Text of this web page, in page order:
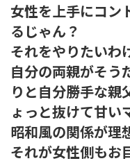
女性を上手にコン
るじゃん？
それをやりたいわ
自分の両親がそう
りと自分勝手な親
ょっと抜けて甘い
昭和風の関係が理
それが女性側もお